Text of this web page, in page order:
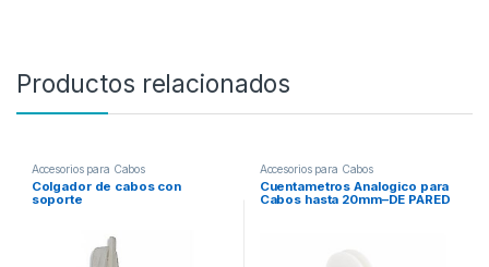
Productos relacionados
Accesorios para Cabos
Colgador de cabos con
soporte
Accesorios para Cabos
Cuentametros Analogico para
Cabos hasta 20mm–DE PARED